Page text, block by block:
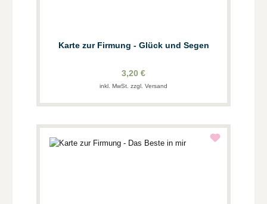
Karte zur Firmung - Glück und Segen
3,20 €
inkl. MwSt. zzgl. Versand